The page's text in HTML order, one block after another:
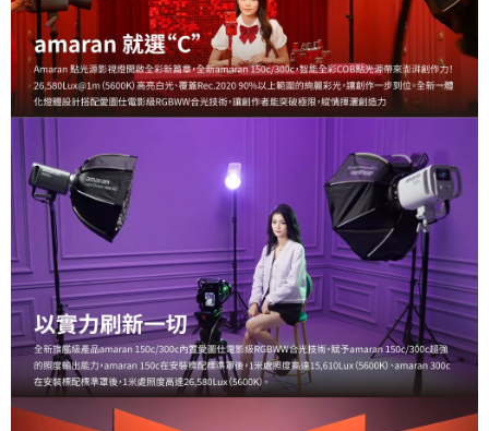
任。
４．使用「AFTEE先享後付」時，將依據個別帳號之用戶狀況，依本公司即
時審查核予不同之上限額度；若仍有額度不足之情形，本公司將視審查結果
請求用戶進行身份認證。
５．嚴禁一人註冊多個帳號或使用他人資訊註冊。若發現惡意使用之情形，
恩沛科技股份有限公司將有權停止該用戶之使用額度並採取法律行動。